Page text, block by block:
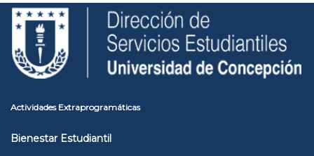
Pasar
contenido
principal
Toggle
high
contrast
Actividades Extraprogramáticas
Bienestar Estudiantil